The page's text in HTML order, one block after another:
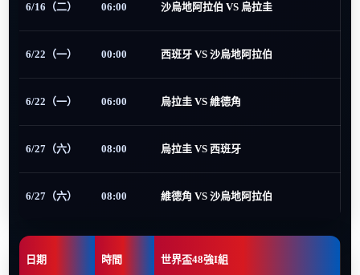
6/16（二） 06:00 沙烏地阿拉伯 VS 烏拉圭
6/22（一） 00:00 西班牙 VS 沙烏地阿拉伯
6/22（一） 06:00 烏拉圭 VS 維德角
6/27（六） 08:00 烏拉圭 VS 西班牙
6/27（六） 08:00 維德角 VS 沙烏地阿拉伯
日期 時間 世界盃48強I組